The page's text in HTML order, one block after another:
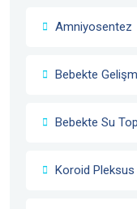
Amniyosentez
Bebekte
Bebekte Su
Koroid